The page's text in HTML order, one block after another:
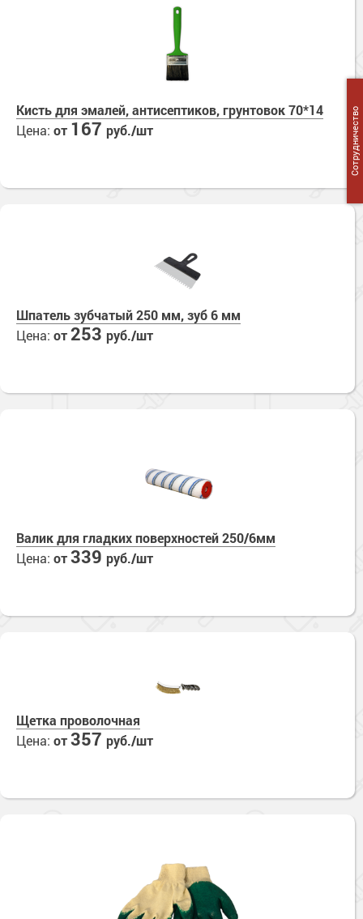
Кисть для эмалей, антисептиков, грунтовок 70*14
Цена: от 167 руб./шт
Шпатель зубчатый 250 мм, зуб 6 мм
Цена: от253 руб./шт
Валик для гладких поверхностей 250/6мм
Цена: от339 руб./шт
Щетка проволочная
Цена: от357 руб./шт
Сотрудничество